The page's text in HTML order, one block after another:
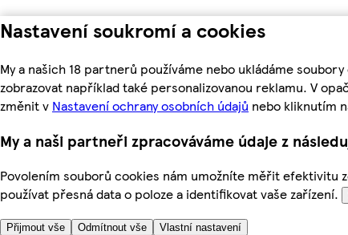
Nastavení soukromí a cookies
My a našich 18 partnerů používáme nebo ukládáme
zobrazovat například také personalizovanou reklamu. V
změnit v Nastavení ochrany osobních údajů nebo kliknutím
My a naši partneři zpracováváme údaje z
Povolením souborů cookies nám umožníte měřit efektivitu
používat přesná data o poloze a identifikovat vaše zařízení.
Přijmout vše Odmítnout vše Vlastní nastavení